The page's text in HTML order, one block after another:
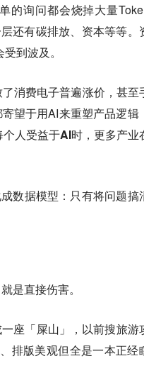
的询问都会烧掉大量
还有碳排放、资本等等。
到波及。
消费电子普遍涨价，甚至
望于用AI来重塑产品逻辑
个人受益于AI时，更多产业
数据模型：只有将问题搞
是直接伤害。
座「屎山」，以前搜旅游
排版美观但全是一本正经